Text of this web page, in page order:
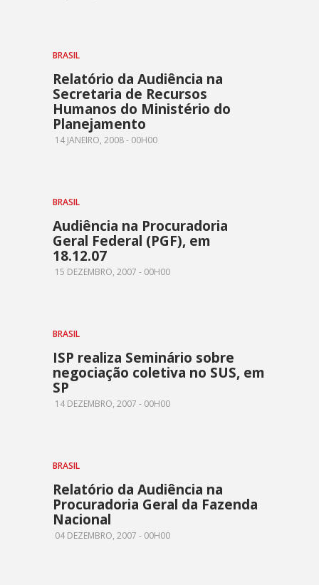
BRASIL
Relatório da Audiência na
Secretaria de Recursos
Humanos do Ministério do
Planejamento
14 JANEIRO, 2008 - 00H00
BRASIL
Audiência na Procuradoria
Geral Federal (PGF), em
18.12.07
15 DEZEMBRO, 2007 - 00H00
BRASIL
ISP realiza Seminário sobre
negociação coletiva no SUS, em
SP
14 DEZEMBRO, 2007 - 00H00
BRASIL
Relatório da Audiência na
Procuradoria Geral da Fazenda
Nacional
04 DEZEMBRO, 2007 - 00H00